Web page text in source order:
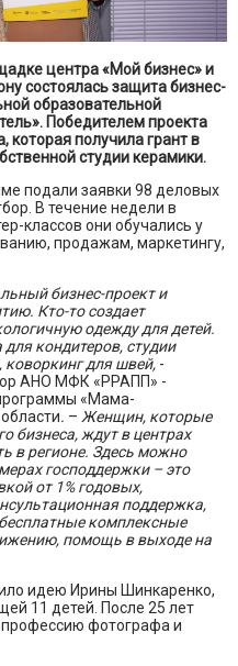
центра «Мой бизнес» и
состоялась защита бизнес-
образовательной
Победителем проекта
которая получила грант в
студии керамики.
подали заявки 98 деловых
В течение недели в
классов они обучались у
продажам, маркетингу,
бизнес-проект и
Кто-то создает
одежду для детей.
кондитеров, студии
коворкинг для швей, -
АНО МФК «РРАПП» -
«Мама-
. – Женщин, которые
бизнеса, ждут в центрах
в регионе. Здесь можно
господдержки – это
от 1% годовых,
поддержка,
комплексные
помощь в выходе на
идею Ирины Шинкаренко,
11 детей. После 25 лет
профессию фотографа и